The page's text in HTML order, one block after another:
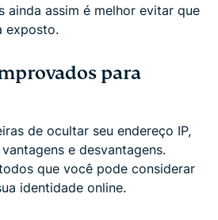
ainda assim é melhor evitar que
exposto.
para
de ocultar seu endereço IP,
e desvantagens.
que você pode considerar
identidade online.